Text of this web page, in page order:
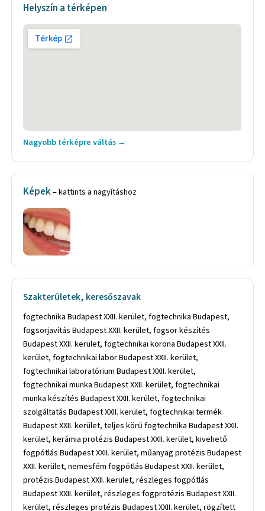
Helyszín a térképen
Nagyobb térképre váltás →
Képek– kattints a nagyításhoz
Szakterületek, keresőszavak
fogtechnika Budapest XXII. kerület, fogtechnika Budapest,
fogsorjavítás Budapest XXII. kerület, fogsor készítés
Budapest XXII. kerület, fogtechnikai korona Budapest XXII.
kerület, fogtechnikai labor Budapest XXII. kerület,
fogtechnikai laboratórium Budapest XXII. kerület,
fogtechnikai munka Budapest XXII. kerület, fogtechnikai
munka készítés Budapest XXII. kerület, fogtechnikai
szolgáltatás Budapest XXII. kerület, fogtechnikai termék
Budapest XXII. kerület, teljes körű fogtechnika Budapest XXII.
kerület, kerámia protézis Budapest XXII. kerület, kivehető
fogpótlás Budapest XXII. kerület, műanyag protézis Budapest
XXII. kerület, nemesfém fogpótlás Budapest XXII. kerület,
protézis Budapest XXII. kerület, részleges fogpótlás
Budapest XXII. kerület, részleges fogprotézis Budapest XXII.
kerület, részleges protézis Budapest XXII. kerület, rögzített